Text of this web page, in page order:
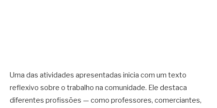
Uma das atividades apresentadas inicia com um texto
reflexivo sobre o trabalho na comunidade. Ele destaca
diferentes profissões — como professores, comerciantes,